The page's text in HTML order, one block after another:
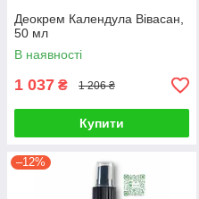
Деокрем Календула Вівасан,
50 мл
В наявності
1 037 ₴ 1 206 ₴
Купити
–12%